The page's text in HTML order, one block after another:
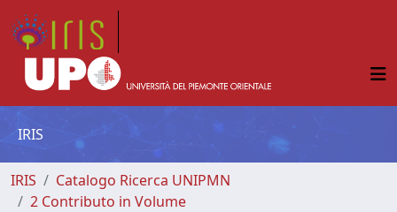
IRIS
IRIS
Catalogo Ricerca UNIPMN
2 Contributo in Volume